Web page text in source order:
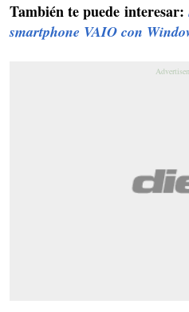
También te puede interesar:
smartphone VAIO con